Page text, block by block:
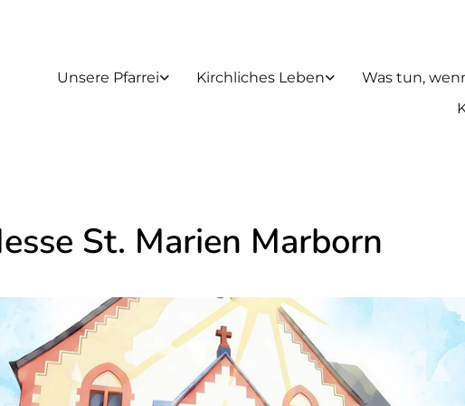
Unsere Pfarrei Kirchliches Leben Was tun,
St. Marien Marborn